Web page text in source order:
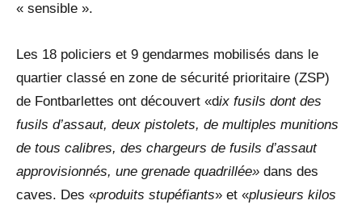
« sensible ».
Les 18 policiers et 9 gendarmes mobilisés dans le
quartier classé en zone de sécurité prioritaire (ZSP)
de Fontbarlettes ont découvert «dix fusils dont des
fusils d’assaut, deux pistolets, de multiples munitions
de tous calibres, des chargeurs de fusils d’assaut
approvisionnés, une grenade quadrillée» dans des
caves. Des «produits stupéfiants» et «plusieurs kilos